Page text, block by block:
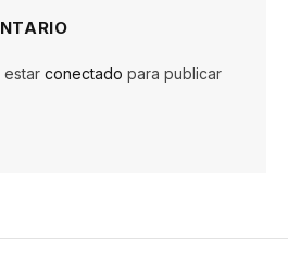
estar conectado para publicar